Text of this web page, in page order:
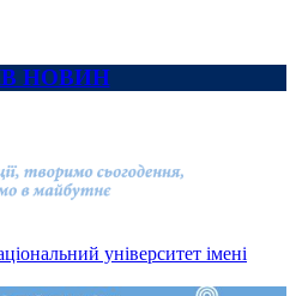
НОВИН
університет імені